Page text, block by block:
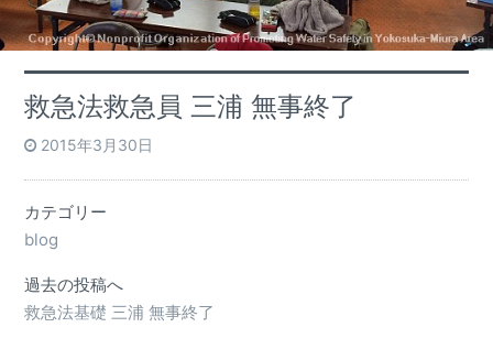
救急法救急員 三浦 無事終了
2015年3月30日
カテゴリー
blog
過去の投稿へ
救急法基礎 三浦 無事終了